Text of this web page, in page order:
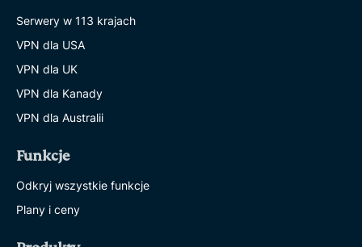
Serwery w 113 krajach
VPN dla USA
VPN dla UK
VPN dla Kanady
VPN dla Australii
Funkcje
Odkryj wszystkie funkcje
Plany i ceny